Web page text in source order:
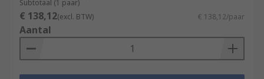
Subtotaal (1 paar)
€ 138,12(excl. BTW) € 138,12/paar
Aantal